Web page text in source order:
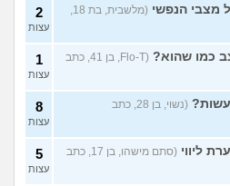
מצבי הנפשי
(מלשבית, בת 18,
2
עצות
כמו שהוא?
(Flo-T, בן 41, כתב
1
עצות
(נשוי, בן 28, כתב
8
עצות
ליווי
(סתם מישהו, בן 17, כתב
5
עצות